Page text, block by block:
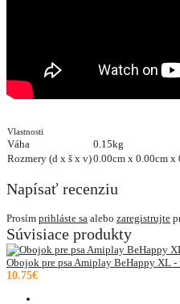
Vlastnosti
Váha
0.15kg
Rozmery (d x š x v)0.00cm x 0.00cm x
Napísať recenziu
Prosím prihláste sa alebo zaregistrujte
Súvisiace produkty
Obojok pre psa Amiplay BeHappy XL -
10.75€